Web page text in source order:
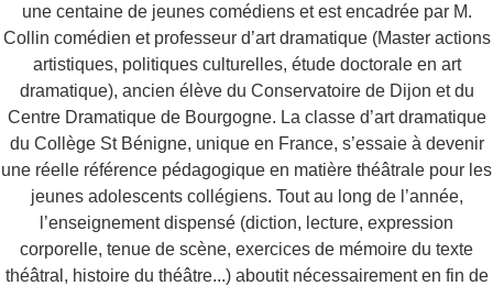
une centaine de jeunes comédiens et est encadrée par M.
Collin comédien et professeur d’art dramatique (Master actions
artistiques, politiques culturelles, étude doctorale en art
dramatique), ancien élève du Conservatoire de Dijon et du
Centre Dramatique de Bourgogne. La classe d’art dramatique
du Collège St Bénigne, unique en France, s’essaie à devenir
une réelle référence pédagogique en matière théâtrale pour les
jeunes adolescents collégiens. Tout au long de l’année,
l’enseignement dispensé (diction, lecture, expression
corporelle, tenue de scène, exercices de mémoire du texte
théâtral, histoire du théâtre...) aboutit nécessairement en fin de